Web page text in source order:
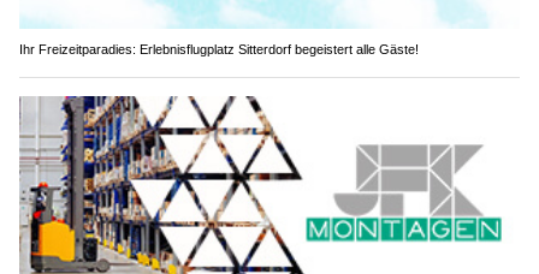
Ihr Freizeitparadies: Erlebnisflugplatz Sitterdorf begeistert alle Gäste!